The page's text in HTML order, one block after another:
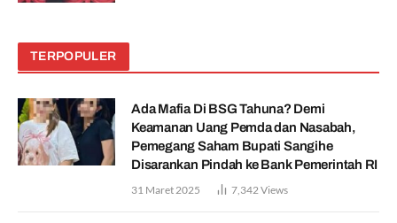
TERPOPULER
Ada Mafia Di BSG Tahuna? Demi
Keamanan Uang Pemda dan Nasabah,
Pemegang Saham Bupati Sangihe
Disarankan Pindah ke Bank Pemerintah RI
31 Maret 2025 7,342Views